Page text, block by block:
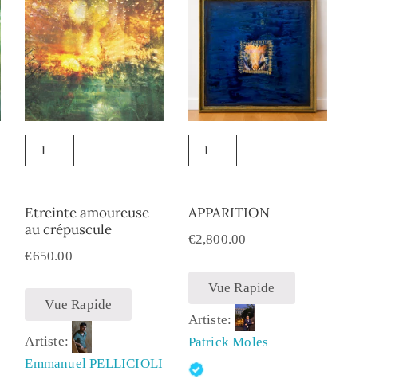
Etreinte amoureuse
au crépuscule
€650.00
Vue Rapide
Artiste:
Emmanuel PELLICIOLI
APPARITION
€2,800.00
Vue Rapide
Artiste:
Patrick Moles